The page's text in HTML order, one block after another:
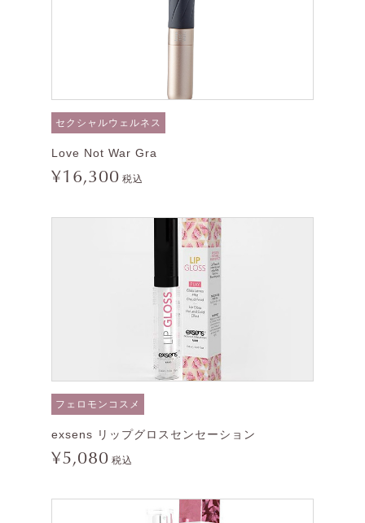
セクシャルウェルネス
Love Not War Gra
¥16,300 税込
フェロモンコスメ
exsens リップグロスセンセーション
¥5,080 税込